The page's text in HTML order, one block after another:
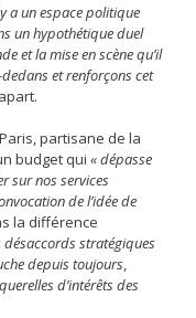
a un espace politique
un hypothétique duel
et la mise en scène qu’il
et renforçons cet
partisane de la
budget qui « dépasse
sur nos services
de l’idée de
la différence
désaccords stratégiques
depuis toujours,
d’intérêts des